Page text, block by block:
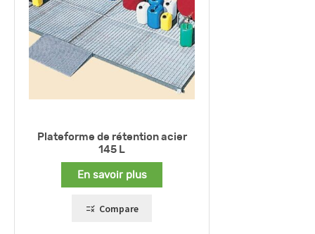
Plateforme de rétention acier
145 L
En savoir plus
Compare